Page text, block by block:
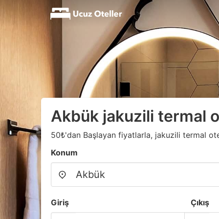
Akbük jakuzili termal
50₺'dan Başlayan fiyatlarla, jakuzili termal
Konum
Giriş Çıkış